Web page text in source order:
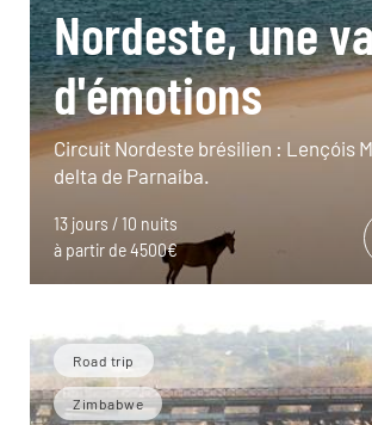
Nordeste, une
d'émotions
Circuit Nordeste brésilien : Lençóis
delta de Parnaíba.
13 jours / 10 nuits
à partir de 4500€
Road trip
Zimbabwe